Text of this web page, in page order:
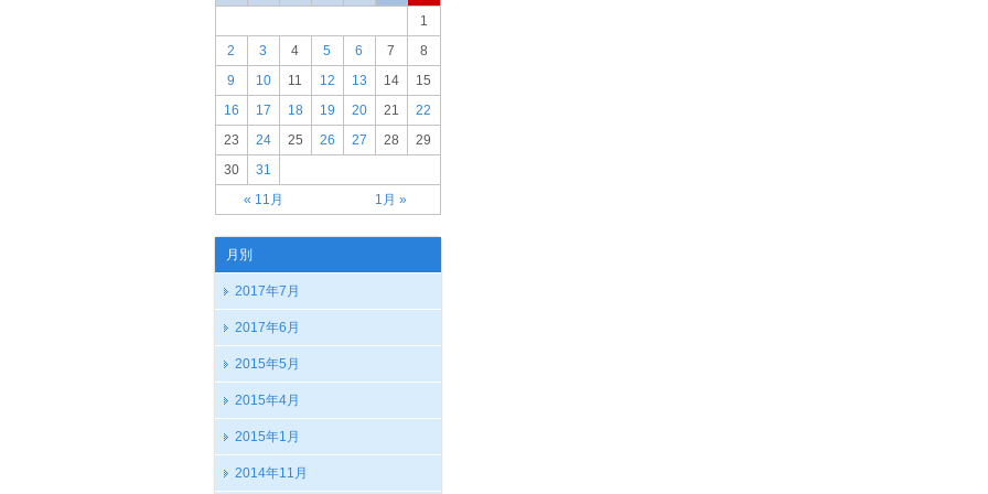
« 11月 1月 »
1
2
3 4 5 6 7
8
9
10 11 12 13 14
15
16
17 18 19 20 21
22
23
24 25 26 27 28
29
30
31
月別
2017年7月
2017年6月
2015年5月
2015年4月
2015年1月
2014年11月